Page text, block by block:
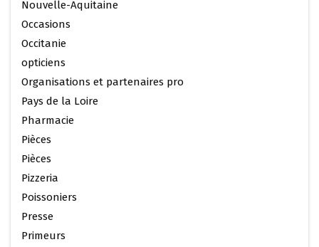
Nouvelle-Aquitaine
Occasions
Occitanie
opticiens
Organisations et partenaires pro
Pays de la Loire
Pharmacie
Pièces
Pièces
Pizzeria
Poissoniers
Presse
Primeurs